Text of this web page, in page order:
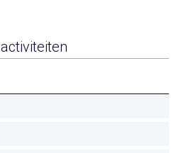
activiteiten